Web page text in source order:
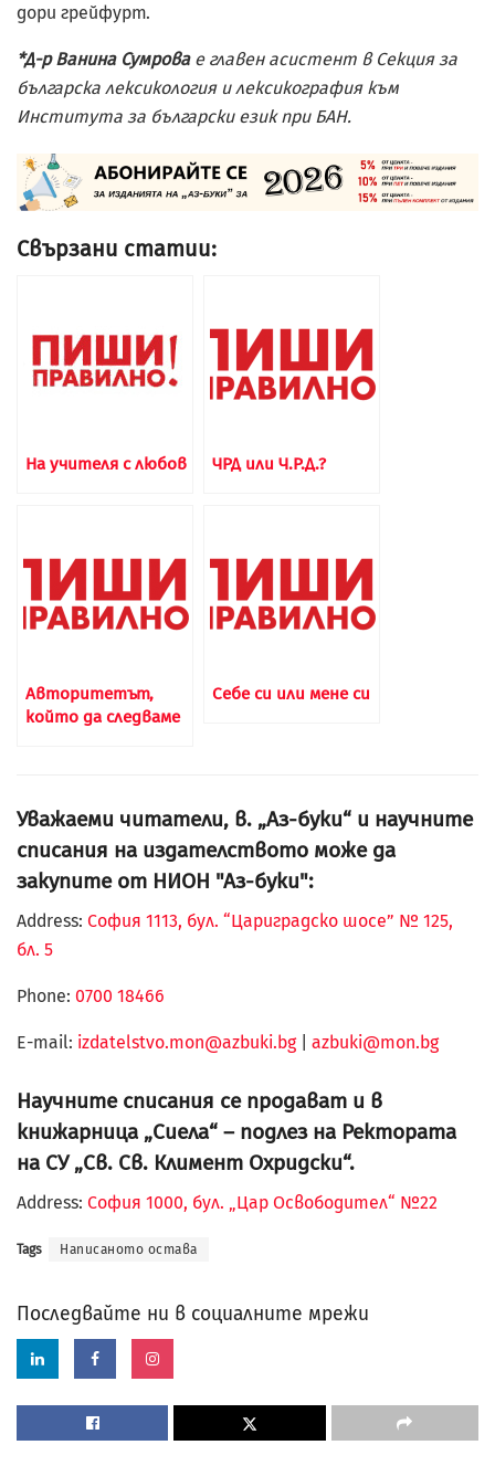
дори грейфурт.
*Д-р Ванина Сумровае главен асистент в Секция за
българска лексикология и лексикография към
Института за български език при БАН.
Свързани статии:
На учителя с любов ЧРД или Ч.Р.Д.?
Авторитетът,
който да следваме
Себе си или мене си
Уважаеми читатели, в. „Аз-буки“ и научните
списания на издателството може да
закупите от НИОН "Аз-буки":
Address: София 1113, бул. “Цариградско шосе” № 125,
бл. 5
Phone: 0700 18466
Е-mail: izdatelstvo.mon@azbuki.bg| azbuki@mon.bg
Научните списания се продават и в
книжарница „Сиела“ – подлез на Ректората
на СУ „Св. Св. Климент Охридски“.
Address: София 1000, бул. „Цар Освободител“ №22
Tags Написаното остава
Последвайте ни в социалните мрежи